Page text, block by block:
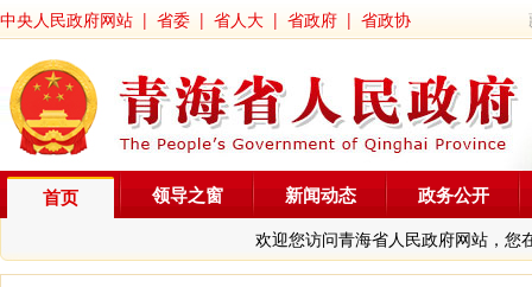
中央人民政府网站 | 省委 | 省人大 | 省政府 | 省政协
首页
欢迎您访问青海省人民政府网站，您
领导之窗 新闻动态 政务公开